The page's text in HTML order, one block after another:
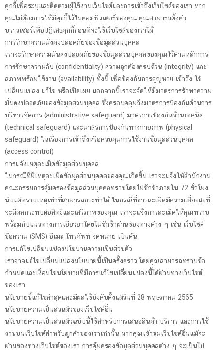
คุกกี้เพื่อระบุและติดตามผู้ใช้งานเว็บไซต์และการเข้าถึงเว็บไซต์ของเรา หาก
คุณไม่ต้องการให้มีคุกกี้ไว้ในคอมพิวเตอร์ของคุณ คุณสามารถตั้งค่า
บราวเซอร์เพื่อปฏิเสธคุกกี้ก่อนที่จะใช้เว็บไซต์ของเราได้
การรักษาความมั่งคงปลอดภัยของข้อมูลส่วนบุคคล
เราจะรักษาความมั่นคงปลอดภัยของข้อมูลส่วนบุคคลของคุณไว้ตามหลักการ
การรักษาความลับ (confidentiality) ความถูกต้องครบถ้วน (integrity) และ
สภาพพร้อมใช้งาน (availability) ทั้งนี้ เพื่อป้องกันการสูญหาย เข้าถึง ใช้
เปลี่ยนแปลง แก้ไข หรือเปิดเผย นอกจากนี้เราจะจัดให้มีมาตรการรักษาความ
มั่นคงปลอดภัยของข้อมูลส่วนบุคคล ซึ่งครอบคลุมถึงมาตรการป้องกันด้านการ
บริหารจัดการ (administrative safeguard) มาตรการป้องกันด้านเทคนิค
(technical safeguard) และมาตรการป้องกันทางกายภาพ (physical
safeguard) ในเรื่องการเข้าถึงหรือควบคุมการใช้งานข้อมูลส่วนบุคคล
(access control)
การแจ้งเหตุละเมิดข้อมูลส่วนบุคคล
ในกรณีที่มีเหตุละเมิดข้อมูลส่วนบุคคลของคุณเกิดขึ้น เราจะแจ้งให้สำนักงาน
คณะกรรมการคุ้มครองข้อมูลส่วนบุคคลทราบโดยไม่ชักช้าภายใน 72 ชั่วโมง
นับแต่ทราบเหตุเท่าที่สามารถกระทำได้ ในกรณีที่การละเมิดมีความเสี่ยงสูงที่
จะมีผลกระทบต่อสิทธิและเสรีภาพของคุณ เราจะแจ้งการละเมิดให้คุณทราบ
พร้อมกับแนวทางการเยียวยาโดยไม่ชักช้าผ่านช่องทางต่าง ๆ เช่น เว็บไซต์
ข้อความ (SMS) อีเมล โทรศัพท์ จดหมาย เป็นต้น
การแก้ไขเปลี่ยนแปลงนโยบายความเป็นส่วนตัว
เราอาจแก้ไขเปลี่ยนแปลงนโยบายนี้เป็นครั้งคราว โดยคุณสามารถทราบข้อ
กำหนดและเงื่อนไขนโยบายที่มีการแก้ไขเปลี่ยนแปลงนี้ได้ผ่านทางเว็บไซต์
ของเรา
นโยบายนี้แก้ไขล่าสุดและมีผลใช้บังคับตั้งแต่วันที่ 28 พฤษภาคม 2565
นโยบายความเป็นส่วนตัวของเว็บไซต์อื่น
นโยบายความเป็นส่วนตัวฉบับนี้ใช้สำหรับการเสนอสินค้า บริการ และการใช้
งานบนเว็บไซต์สำหรับลูกค้าของเราเท่านั้น หากคุณเข้าชมเว็บไซต์อื่นแม้จะ
ผ่านช่องทางเว็บไซต์ของเรา การคุ้มครองข้อมูลส่วนบุคคลต่าง ๆ จะเป็นไป